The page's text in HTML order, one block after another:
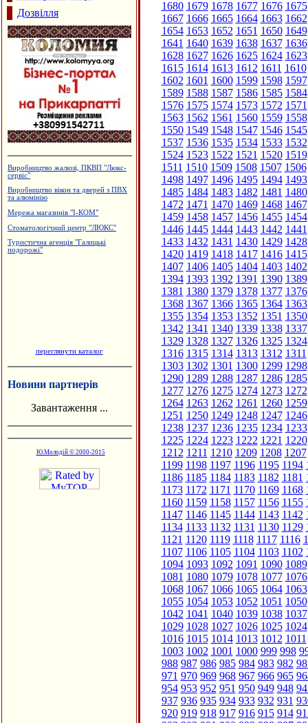
Дозвілля
Виробництво жалюзі, ПКВП "Люкс-
сервіс"
Виробництво вікон та дверей з ПВХ
та алюмінію
Мережа магазинів "І-КОМ"
Стоматологічний центр "ЛЮКС"
Туристична агенція "Галицькі
подорожі"
переглянути каталог
Новини партнерів
Завантаження ...
Ю.Молодій © 2000-2015
1680 1679 1678 1677 1676 1675
1667 1666 1665 1664 1663 1662
1654 1653 1652 1651 1650 1649
1641 1640 1639 1638 1637 1636
1628 1627 1626 1625 1624 1623
1615 1614 1613 1612 1611 1610
1602 1601 1600 1599 1598 1597
1589 1588 1587 1586 1585 1584
1576 1575 1574 1573 1572 1571
1563 1562 1561 1560 1559 1558
1550 1549 1548 1547 1546 1545
1537 1536 1535 1534 1533 1532
1524 1523 1522 1521 1520 1519
1511 1510 1509 1508 1507 1506
1498 1497 1496 1495 1494 1493
1485 1484 1483 1482 1481 1480
1472 1471 1470 1469 1468 1467
1459 1458 1457 1456 1455 1454
1446 1445 1444 1443 1442 1441
1433 1432 1431 1430 1429 1428
1420 1419 1418 1417 1416 1415
1407 1406 1405 1404 1403 1402
1394 1393 1392 1391 1390 1389
1381 1380 1379 1378 1377 1376
1368 1367 1366 1365 1364 1363
1355 1354 1353 1352 1351 1350
1342 1341 1340 1339 1338 1337
1329 1328 1327 1326 1325 1324
1316 1315 1314 1313 1312 1311
1303 1302 1301 1300 1299 1298
1290 1289 1288 1287 1286 1285
1277 1276 1275 1274 1273 1272
1264 1263 1262 1261 1260 1259
1251 1250 1249 1248 1247 1246
1238 1237 1236 1235 1234 1233
1225 1224 1223 1222 1221 1220
1212 1211 1210 1209 1208 1207
1199 1198 1197 1196 1195 1194
1186 1185 1184 1183 1182 1181
1173 1172 1171 1170 1169 1168
1160 1159 1158 1157 1156 1155
1147 1146 1145 1144 1143 1142
1134 1133 1132 1131 1130 1129
1121 1120 1119 1118 1117 1116
1107 1106 1105 1104 1103 1102
1094 1093 1092 1091 1090 1089
1081 1080 1079 1078 1077 1076
1068 1067 1066 1065 1064 1063
1055 1054 1053 1052 1051 1050
1042 1041 1040 1039 1038 1037
1029 1028 1027 1026 1025 1024
1016 1015 1014 1013 1012 1011
1003 1002 1001 1000 999 998
988 987 986 985 984 983 982
971 970 969 968 967 966 965
954 953 952 951 950 949 948
937 936 935 934 933 932 931
920 919 918 917 916 915 914